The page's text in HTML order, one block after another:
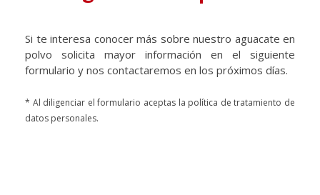
Si te interesa conocer más sobre nuestro aguacate en
polvo solicita mayor información en el siguiente
formulario y nos contactaremos en los próximos días.
* Al diligenciar el formulario aceptas la política de tratamiento de
datos personales.